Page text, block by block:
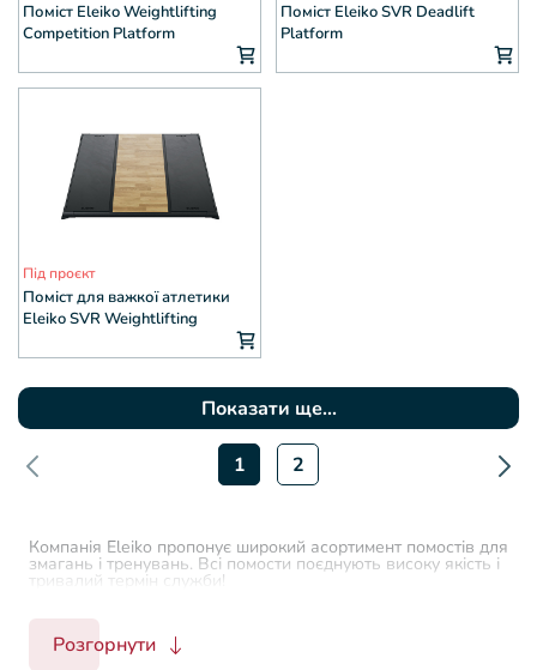
Поміст Eleiko Weightlifting
Competition Platform
Поміст Eleiko SVR Deadlift
Platform
Під проєкт
Поміст для важкої атлетики
Eleiko SVR Weightlifting
Показати ще...
1 2
Компанія Eleiko пропонує широкий асортимент помостів для
змагань і тренувань. Всі помости поєднують високу якість і
тривалий термін служби!
Розгорнути